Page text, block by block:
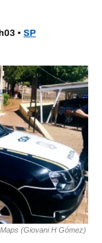
• SP
(Giovani H Gómez)